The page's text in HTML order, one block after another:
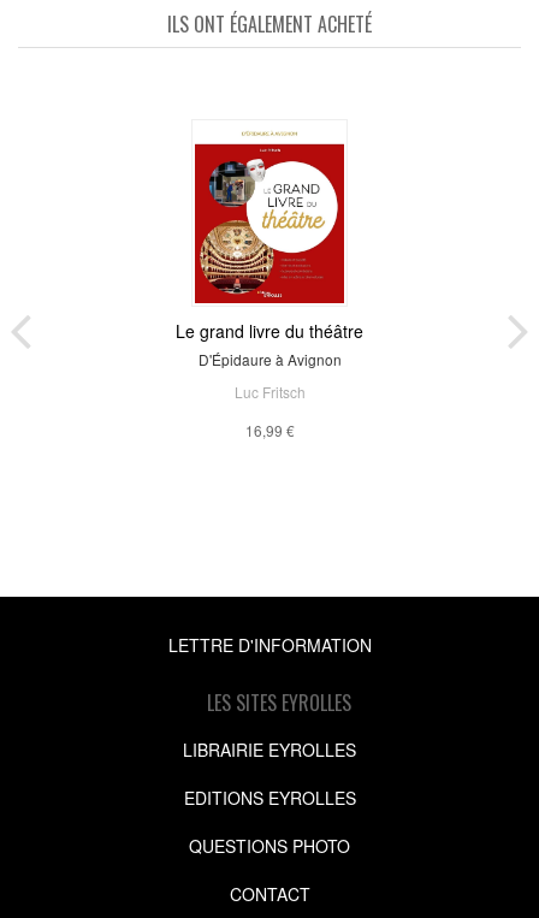
ILS ONT ÉGALEMENT ACHETÉ
Le grand livre du théâtre
D'Épidaure à Avignon
Luc Fritsch
16,99 €
LETTRE D'INFORMATION
LES SITES EYROLLES
LIBRAIRIE EYROLLES
EDITIONS EYROLLES
QUESTIONS PHOTO
CONTACT